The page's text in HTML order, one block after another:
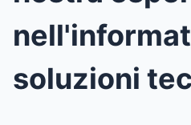
soluzioni